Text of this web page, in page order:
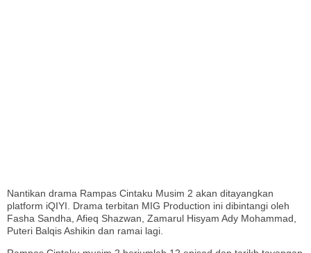
Nantikan drama Rampas Cintaku Musim 2 akan ditayangkan
platform iQIYI. Drama terbitan MIG Production ini dibintangi oleh
Fasha Sandha, Afieq Shazwan, Zamarul Hisyam Ady Mohammad,
Puteri Balqis Ashikin dan ramai lagi.